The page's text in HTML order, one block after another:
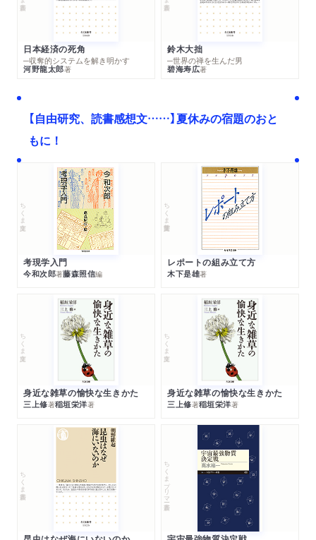
日本経済の死角
─収奪的システムを解き明かす
河野龍太郎著
鈴木大拙
─世界の禅を生んだ男
碧海寿広著
【自由研究、読書感想文……】夏休みの宿題のおと
もに！
ちくま文庫
考現学入門
今和次郎著藤森照信編
ちくま学芸文庫
レポートの組み立て方
木下是雄著
ちくま文庫
身近な雑草の愉快な生きかた
三上修著稲垣栄洋著
ちくま文庫
身近な雑草の愉快な生きかた
三上修著稲垣栄洋著
ちくま新書 ちくまプリマー新書